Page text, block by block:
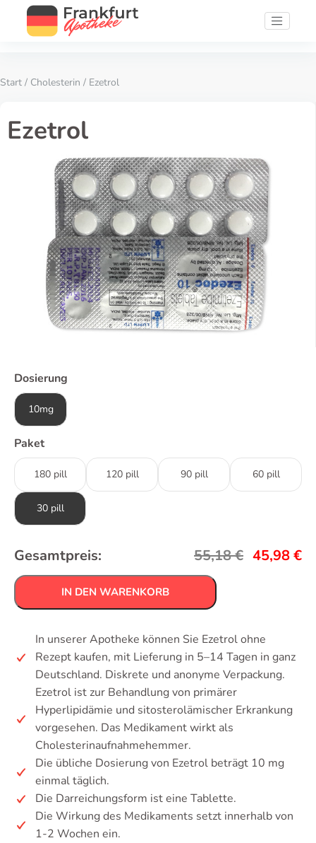
Start / Cholesterin / Ezetrol
Ezetrol
Dosierung
10mg
Paket
180 pill 120 pill 90 pill 60 pill
30 pill
Gesamtpreis: 55,18€ 45,98€
IN DEN WARENKORB
In unserer Apotheke können Sie Ezetrol ohne
Rezept kaufen, mit Lieferung in 5–14 Tagen in ganz
Deutschland. Diskrete und anonyme Verpackung.
Ezetrol ist zur Behandlung von primärer
Hyperlipidämie und sitosterolämischer Erkrankung
vorgesehen. Das Medikament wirkt als
Cholesterinaufnahmehemmer.
Die übliche Dosierung von Ezetrol beträgt 10 mg
einmal täglich.
Die Darreichungsform ist eine Tablette.
Die Wirkung des Medikaments setzt innerhalb von
1-2 Wochen ein.